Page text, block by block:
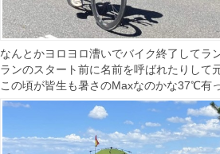
なんとかヨロヨロ漕いでバイク終了してラ
ランのスタート前に名前を呼ばれたりして
この頃が皆生も暑さのMaxなのかな37℃有